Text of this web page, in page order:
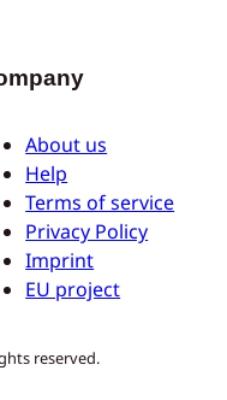
About us
Help
Terms of service
Privacy Policy
Imprint
EU project
reserved.